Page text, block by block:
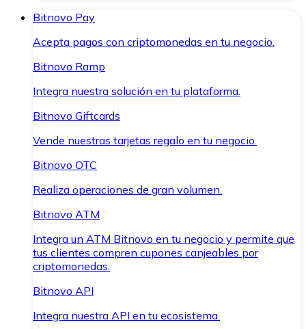
Bitnovo Pay
Acepta pagos con criptomonedas en tu negocio.
Bitnovo Ramp
Integra nuestra solución en tu plataforma.
Bitnovo Giftcards
Vende nuestras tarjetas regalo en tu negocio.
Bitnovo OTC
Realiza operaciones de gran volumen.
Bitnovo ATM
Integra un ATM Bitnovo en tu negocio y permite que
tus clientes compren cupones canjeables por
criptomonedas.
Bitnovo API
Integra nuestra API en tu ecosistema.